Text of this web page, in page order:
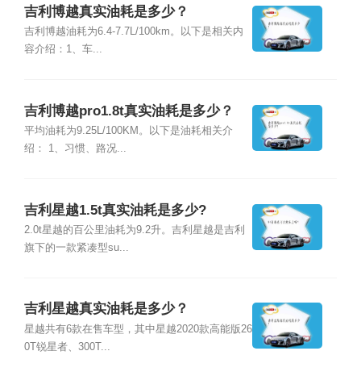
吉利博越真实油耗是多少？
吉利博越油耗为6.4-7.7L/100km。以下是相关内
容介绍：1、车...
吉利博越pro1.8t真实油耗是多少？
平均油耗为9.25L/100KM。以下是油耗相关介
绍： 1、习惯、路况...
吉利星越1.5t真实油耗是多少?
2.0t星越的百公里油耗为9.2升。吉利星越是吉利
旗下的一款紧凑型su...
吉利星越真实油耗是多少？
星越共有6款在售车型，其中星越2020款高能版26
0T锐星者、300T...